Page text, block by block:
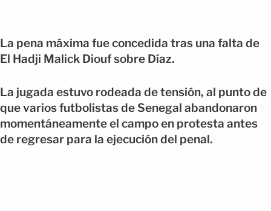
La pena máxima fue concedida tras una falta de
El Hadji Malick Diouf sobre Díaz.
La jugada estuvo rodeada de tensión, al punto de
que varios futbolistas de Senegal abandonaron
momentáneamente el campo en protesta antes
de regresar para la ejecución del penal.